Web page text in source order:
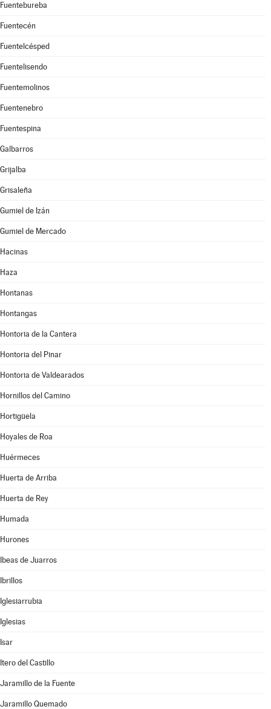
Fuentebureba
Fuentecén
Fuentelcésped
Fuentelisendo
Fuentemolinos
Fuentenebro
Fuentespina
Galbarros
Grijalba
Grisaleña
Gumiel de Izán
Gumiel de Mercado
Hacinas
Haza
Hontanas
Hontangas
Hontoria de la Cantera
Hontoria del Pinar
Hontoria de Valdearados
Hornillos del Camino
Hortigüela
Hoyales de Roa
Huérmeces
Huerta de Arriba
Huerta de Rey
Humada
Hurones
Ibeas de Juarros
Ibrillos
Iglesiarrubia
Iglesias
Isar
Itero del Castillo
Jaramillo de la Fuente
Jaramillo Quemado